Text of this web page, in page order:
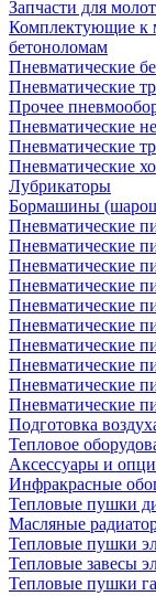
Запчасти для
Комплектующие к
бетоноломам
Пневматические
Пневматические
Прочее
Пневматические
Пневматические
Пневматические
Лубрикаторы
Бормашины
Пневматические
Пневматические
Пневматические
Пневматические
Пневматические
Пневматические
Пневматические
Пневматические
Пневматические
Пневматические
Подготовка
Тепловое
Аксессуары и
Инфракрасные
Тепловые пушки
Масляные
Тепловые пушки
Тепловые завесы
Тепловые пушки